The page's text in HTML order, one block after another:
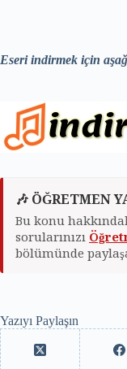
Eseri indirmek için
🎶 ÖĞRETMEN
Bu konu
sorularınızı
bölümünde
Yazıyı Paylaşın